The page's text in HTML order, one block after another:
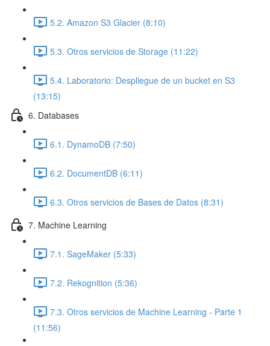
5.2. Amazon S3 Glacier (8:10)
5.3. Otros servicios de Storage (11:22)
5.4. Laboratorio: Despliegue de un bucket en S3
(13:15)
6. Databases
6.1. DynamoDB (7:50)
6.2. DocumentDB (6:11)
6.3. Otros servicios de Bases de Datos (8:31)
7. Machine Learning
7.1. SageMaker (5:33)
7.2. Rekognition (5:36)
7.3. Otros servicios de Machine Learning - Parte 1
(11:56)